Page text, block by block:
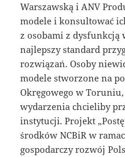
Warszawską i ANV
modele i konsultować
z osobami z dysfunkcją
najlepszy standard
rozwiązań. Osoby
modele stworzone na
Okręgowego w
wydarzenia chcieliby
instytucji. Projekt
środków NCBiR w
gospodarczy rozwój